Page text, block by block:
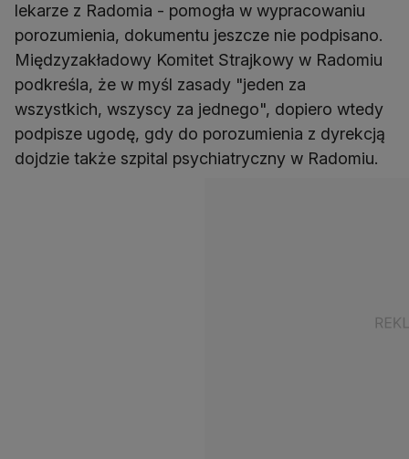
lekarze z Radomia - pomogła w wypracowaniu
porozumienia, dokumentu jeszcze nie podpisano.
Międzyzakładowy Komitet Strajkowy w Radomiu
podkreśla, że w myśl zasady "jeden za
wszystkich, wszyscy za jednego", dopiero wtedy
podpisze ugodę, gdy do porozumienia z dyrekcją
dojdzie także szpital psychiatryczny w Radomiu.